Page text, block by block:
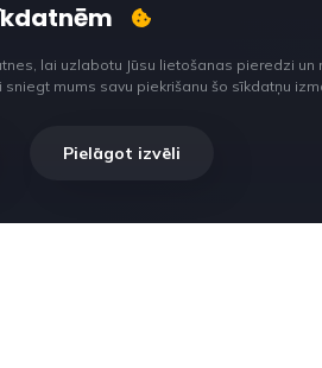
lai uzlabotu Jūsu lietošanas pieredzi
sniegt mums savu piekrišanu šo sīkdatņu
Pielāgot izvēli